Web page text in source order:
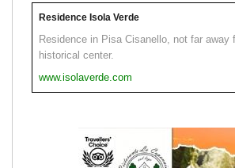
Residence Isola Verde
Residence in Pisa Cisanello, not far away
historical center.
www.isolaverde.com